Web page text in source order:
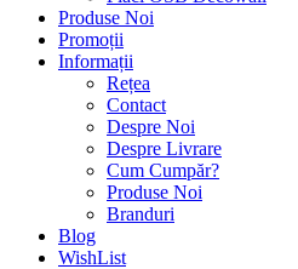
Produse Noi
Promoții
Informații
Rețea
Contact
Despre Noi
Despre Livrare
Cum Cumpăr?
Produse Noi
Branduri
Blog
WishList